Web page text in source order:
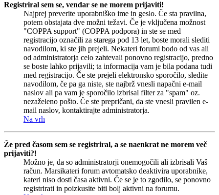
Registriral sem se, vendar se ne morem prijaviti!
Najprej preverite uporabniško ime in geslo. Če sta pravilna,
potem obstajata dve možni težavi. Če je vključena možnost
"COPPA support" (COPPA podpora) in ste se med
registracijo označili za starega pod 13 let, boste morali slediti
navodilom, ki ste jih prejeli. Nekateri forumi bodo od vas ali
od administratorja celo zahtevali ponovno registracijo, predno
se boste lahko prijavili; ta informacija vam je bila podana tudi
med registracijo. Če ste prejeli elektronsko sporočilo, sledite
navodilom, če pa ga niste, ste najbrž vnesli napačni e-mail
naslov ali pa vam je sporočilo izbrisal filter za "spam" oz.
nezaželeno pošto. Če ste prepričani, da ste vnesli pravilen e-
mail naslov, kontaktirajte administratorja.
Na vrh
Že pred časom sem se registriral, a se naenkrat ne morem več
prijaviti?!
Možno je, da so administratorji onemogočili ali izbrisali Vaš
račun. Marsikateri forum avtomatsko deaktivira uporabnike,
kateri niso dosti časa aktivni. Če se je to zgodilo, se ponovno
registrirati in poizkusite biti bolj aktivni na forumu.